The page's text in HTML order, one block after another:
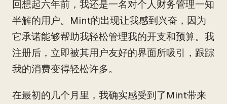
回想起六年前，我还是一名对个人财务管理一知
半解的用户。Mint的出现让我感到兴奋，因为
它承诺能够帮助我轻松管理我的开支和预算。我
注册后，立即被其用户友好的界面所吸引，跟踪
我的消费变得轻松许多。
在最初的几个月里，我确实感受到了Mint带来